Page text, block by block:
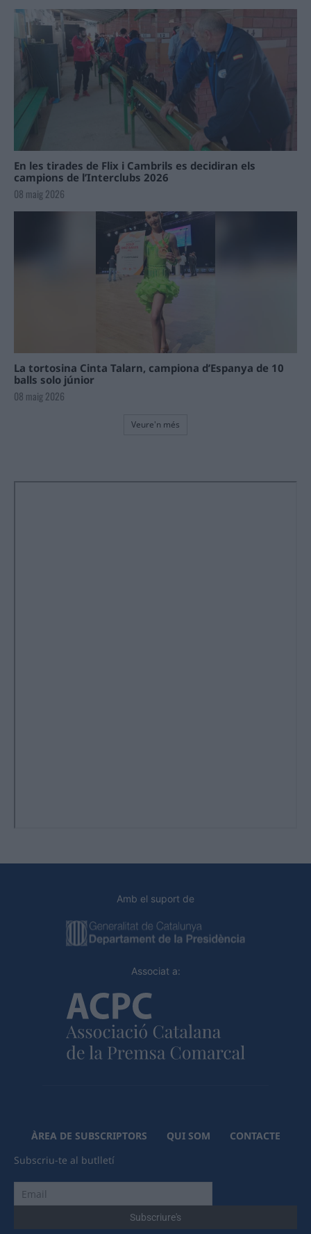
En les tirades de Flix i Cambrils es decidiran els
campions de l’Interclubs 2026
08 maig 2026
La tortosina Cinta Talarn, campiona d’Espanya de 10
balls solo júnior
08 maig 2026
Veure'n més
Amb el suport de
Associat a:
ÀREA DE SUBSCRIPTORS QUI SOM
CONTACTE
Subscriu-te al butlletí